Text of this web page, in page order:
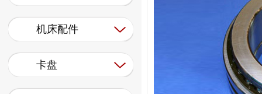
机床配件
卡盘